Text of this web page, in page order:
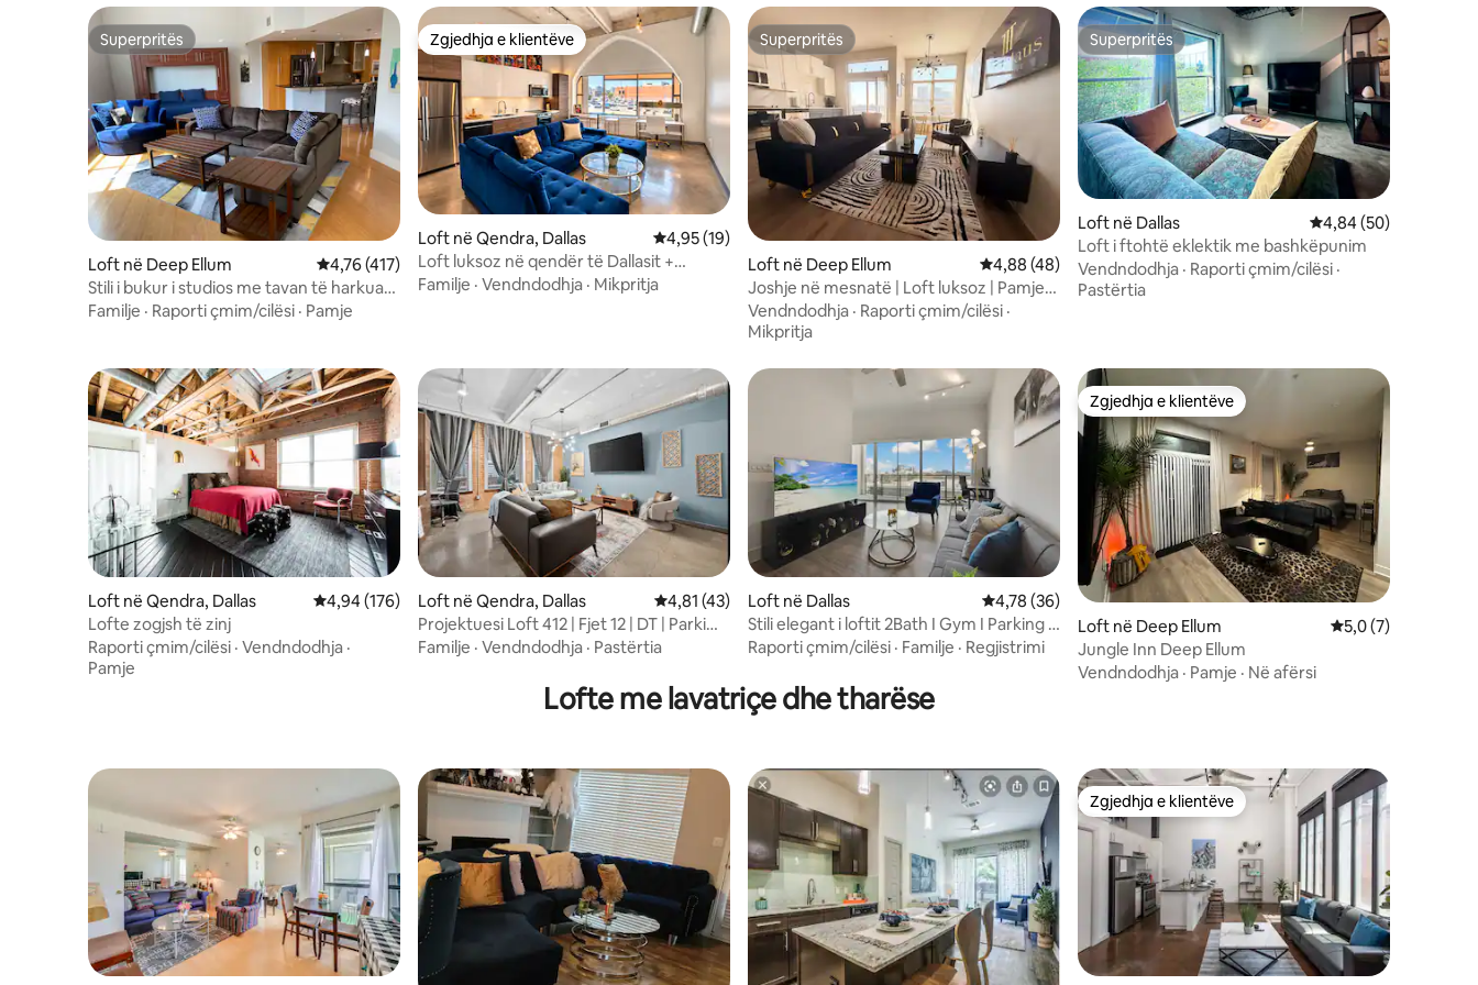
Superpritës
Superpritës
Loft në Deep Ellum Vlerësimi mesatar 4,76 nga 5, 417 vlerësime
4,76 (417)
Stili i bukur i studios me tavan të harkuar
me hapësirë të bollshme
Familje · Raporti çmim/cilësi · Pamje
Zgjedhja e klientëve
Zgjedhja e klientëve
Loft në Qendra, Dallas Vlerësimi mesatar 4,95 nga 5, 19 vlerësime
4,95 (19)
Loft luksoz në qendër të Dallasit +
shërbim parkimi falas
Familje · Vendndodhja · Mikpritja
Superpritës
Superpritës
Loft në Deep Ellum Vlerësimi mesatar 4,88 nga 5, 48 vlerësime
4,88 (48)
Joshje në mesnatë | Loft luksoz | Pamje
të qytetit + pishinë
Vendndodhja · Raporti çmim/cilësi ·
Mikpritja
Superpritës
Superpritës
Loft në Dallas Vlerësimi mesatar
4,84 (50)
Loft i ftohtë eklektik me bashkëpunim
Vendndodhja · Raporti çmim/cilësi ·
Pastërtia
Loft në Qendra, Dallas Vlerësimi mesatar 4,94 nga 5, 176 vlerësime
4,94 (176)
Lofte zogjsh të zinj
Raporti çmim/cilësi · Vendndodhja ·
Pamje
Loft në Qendra, Dallas Vlerësimi mesatar 4,81 nga 5, 43 vlerësime
4,81 (43)
Projektuesi Loft 412 | Fjet 12 | DT | Parkim
falas
Familje · Vendndodhja · Pastërtia
Loft në Dallas Vlerësimi mesatar 4,78 nga 5, 36 vlerësime
4,78 (36)
Stili elegant i loftit 2Bath I Gym I Parking I
Hapësirë pune
Raporti çmim/cilësi · Familje · Regjistrimi
Zgjedhja e klientëve
Zgjedhja e klientëve
Loft në Deep Ellum Vlerësimi mesatar
5,0 (7)
Jungle Inn Deep Ellum
Vendndodhja · Pamje · Në afërsi
Lofte me lavatriçe dhe tharëse
Zgjedhja e klientëve
Zgjedhja e klientëve